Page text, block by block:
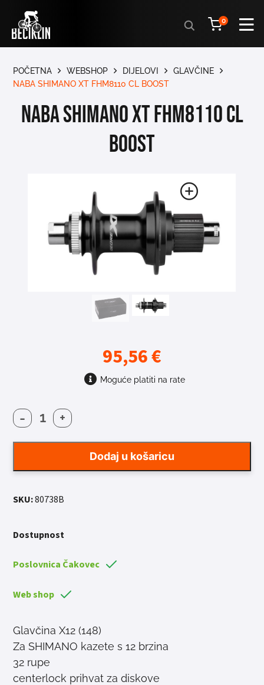
Products
search
0
POČETNA WEBSHOP DIJELOVI
GLAVČINE
NABA SHIMANO XT FHM8110 CL BOOST
NABA SHIMANO XT FHM8110 CL
BOOST
95,56€
Moguće platiti na rate
-
NABA
SHIMANO
XT
CL
količina
+
Dodaj u košaricu
SKU:80738B
Dostupnost
Poslovnica Čakovec
Web shop
Glavčina X12 (148)
Za SHIMANO kazete s 12 brzina
32 rupe
centerlock prihvat za diskove